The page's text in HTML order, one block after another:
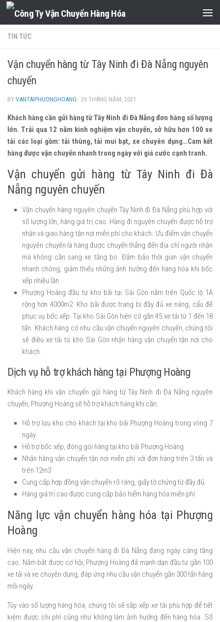
Skip to content
TIN TỨC
Vận chuyển hàng từ Tây Ninh đi Đà Nẵng nguyên
chuyến
BY VANTAIPHUONGHOANG · 26 THÁNG NĂM, 2021
Khách hàng cần gửi hàng từ Tây Ninh đi Đà Nẵng đơn hàng số lượng
lớn. Trải qua 12 năm kinh nghiệm vận chuyển, sở hữu hơn 100 xe
tải các loại gồm: tải thùng, tải mui bạt, xe chuyên dụng…Cam kết
hàng được vận chuyển nhanh trong ngày với giá cước cạnh tranh.
Vận chuyển gửi hàng từ Tây Ninh đi Đà
Nẵng nguyên chuyến
Vận chuyển hàng nguyên chuyến Tây Ninh đi Đà Nẵng phù hợp với
số lượng lớn, hàng giá trị cao. Hàng đi nguyên chuyến được hỗ trợ
nhận và giao hàng tận nơi miễn phí cho khách. Ưu điểm vận chuyển
nguyên chuyến là hàng được chuyển thẳng đến địa chỉ người nhận
mà không cần sang xe tăng bo. Đảm bảo thời gian vận chuyển
nhanh chóng, giảm thiểu những ảnh hưởng đến hàng hóa khi bốc
xếp nhiều lần.
Phượng Hoàng đầu tư kho bãi tại Sài Gòn nằm trên Quốc lộ 1A
rộng hơn 4000m2. Kho bãi được trang bị đầy đủ xe nâng, cẩu để
phục vụ bốc xếp. Tại kho Sài Gòn hiện có gần 45 xe tải từ 1 đến 18
tấn. Khách hàng có nhu cầu vận chuyển nguyên chuyến, chúng tôi
sẽ điều xe tải từ kho Sài Gòn nhận hàng vận chuyển tận nơi cho
khách.
Dịch vụ hỗ trợ khách hàng tại Phượng Hoàng
Khách hàng khi vận chuyển gửi hàng từ Tây Ninh đi Đà Nẵng nguyên
chuyến, Phượng Hoàng sẽ hỗ trợ khách hàng khi cần:
Hỗ trợ lưu kho cho khách tại kho bãi Phượng Hoàng trong vòng 7
ngày
Hỗ trợ bốc xếp, đóng gói hàng tại kho bãi Phượng Hoàng
Nhận hàng vận chuyển tận nơi miễn phí với đơn hàng trên 3 tấn và
trên 12m3
Cung cấp hợp đồng vận chuyển rõ ràng, giấy tờ chứng từ đầy đủ
Hàng giá trị cao được cung cấp bảo hiểm hàng hóa miễn phí
Năng lực vận chuyển hàng hóa tại Phượng
Hoàng
Hiện nay, nhu cầu vận chuyển hàng đi Đà Nẵng đang ngày càng tăng
cao. Nắm bắt được cơ hội, Phượng Hoàng đã mạnh dạn đầu tư gần 100
xe tải và xe chuyên dụng, đáp ứng nhu cầu vận chuyển gần 300 tấn hàng
mỗi ngày.
Tùy vào số lượng hàng hóa, chúng tôi sẽ sắp xếp xe tải phù hợp để tiết
kiệm được chi phí cũng như không làm ảnh hưởng đến hàng hóa. Số